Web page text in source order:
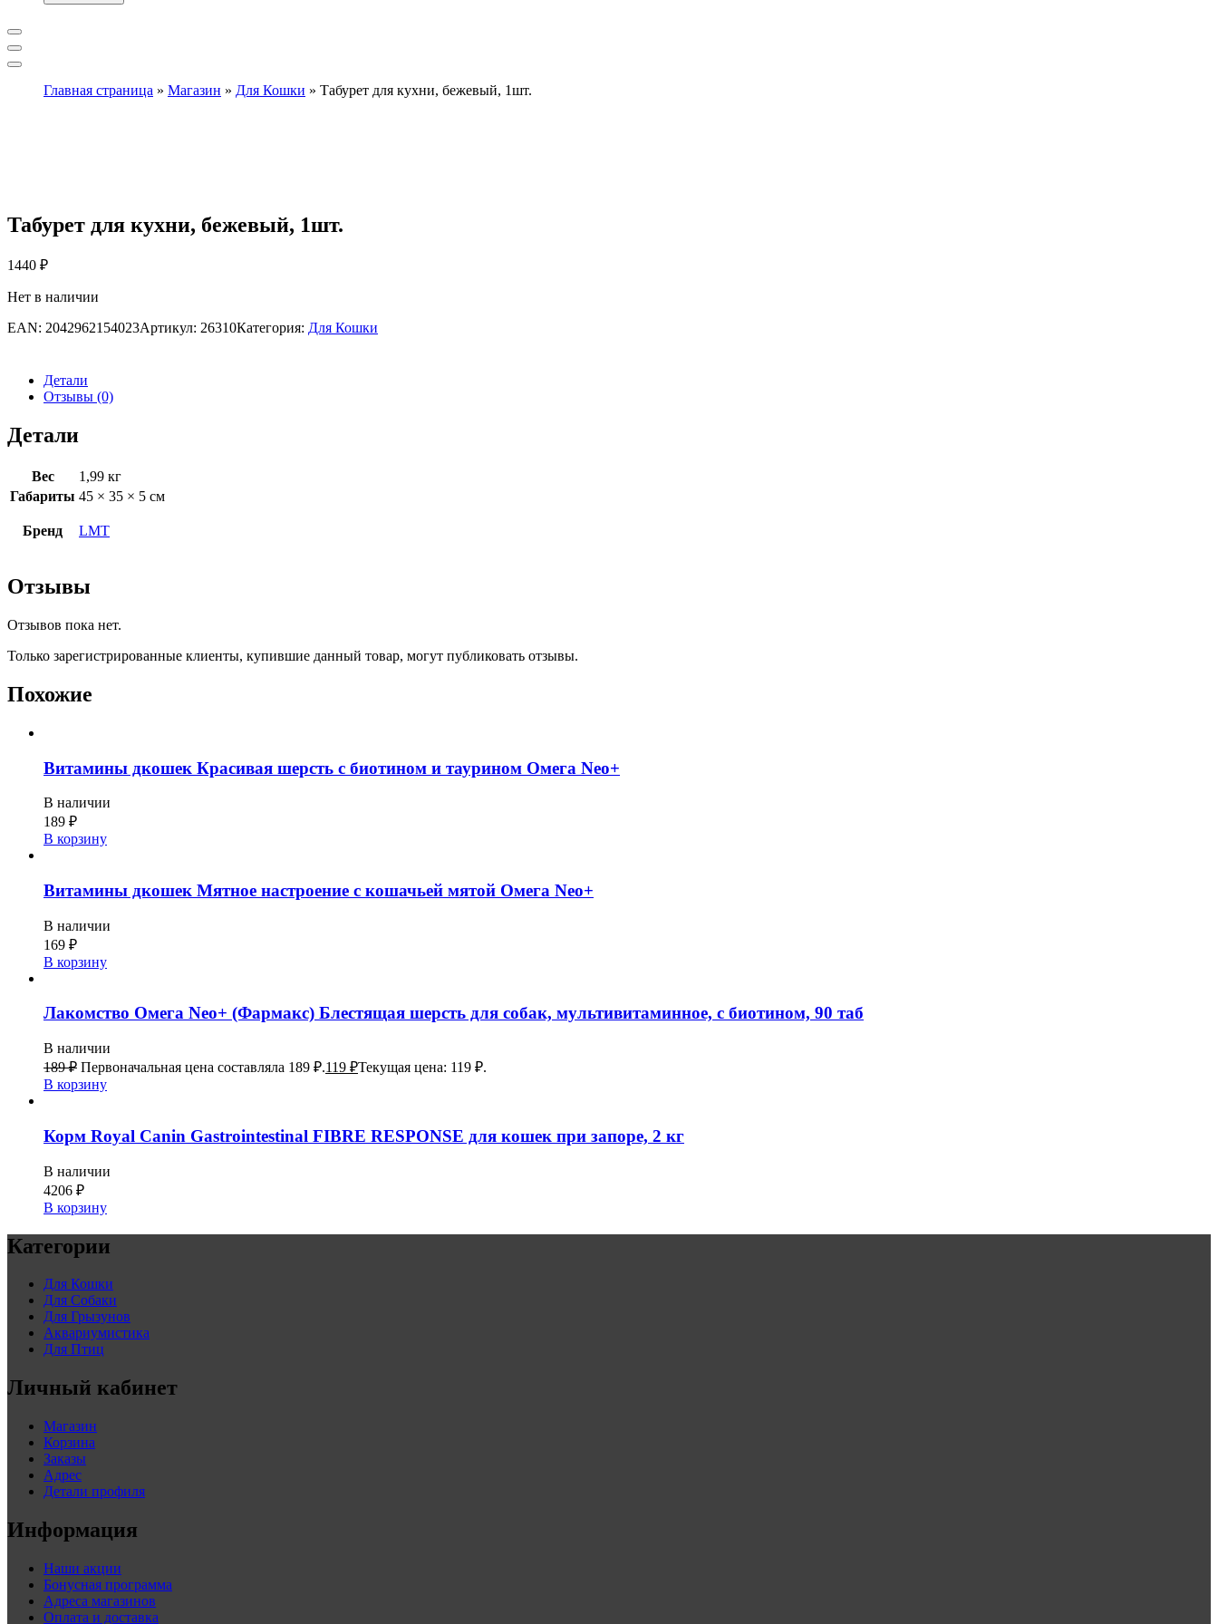
Главная страница » Магазин » Для Кошки » Табурет для кухни, бежевый, 1шт.
Табурет для кухни, бежевый, 1шт.
1440 ₽
Нет в наличии
EAN: 2042962154023Артикул: 26310Категория: Для Кошки
Детали
Отзывы (0)
Детали
Вес
1,99 кг
Габариты 45 × 35 × 5 см
Бренд LMT
Отзывы
Отзывов пока нет.
Только зарегистрированные клиенты, купившие данный товар, могут публиковать отзывы.
Похожие
Витамины дкошек Красивая шерсть с биотином и таурином Омега Neo+
В наличии
189 ₽
В корзину
Витамины дкошек Мятное настроение с кошачьей мятой Омега Neo+
В наличии
169 ₽
В корзину
Лакомство Омега Neo+ (Фармакс) Блестящая шерсть для собак, мультивитаминное, с биотином, 90 таб
В наличии
189₽ Первоначальная цена составляла 189 ₽.119 ₽Текущая цена: 119 ₽.
В корзину
Корм Royal Canin Gastrointestinal FIBRE RESPONSE для кошек при запоре, 2 кг
В наличии
4206 ₽
В корзину
Категории
Для Кошки
Для Собаки
Для Грызунов
Аквариумистика
Для Птиц
Личный кабинет
Магазин
Корзина
Заказы
Адрес
Детали профиля
Информация
Наши акции
Бонусная программа
Адреса магазинов
Оплата и доставка